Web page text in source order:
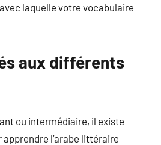
laquelle votre vocabulaire
aux différents
ou intermédiaire, il existe
l’arabe littéraire